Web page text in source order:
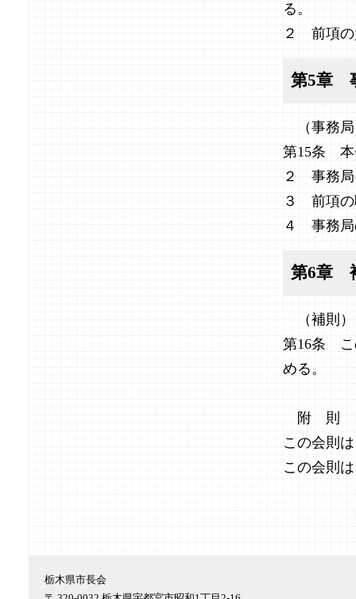
る。
２ 前項の
第5章
（事務局
第15条 本
２ 事務局
３ 前項の
４ 事務局
第6章
（補則）
第16条 こ
める。
附 則
この会則
この会則
栃木県市長会